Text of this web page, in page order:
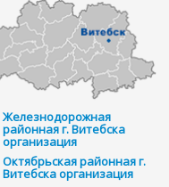
Железнодорожная
районная г. Витебска
организация
Октябрьская районная г.
Витебска организация